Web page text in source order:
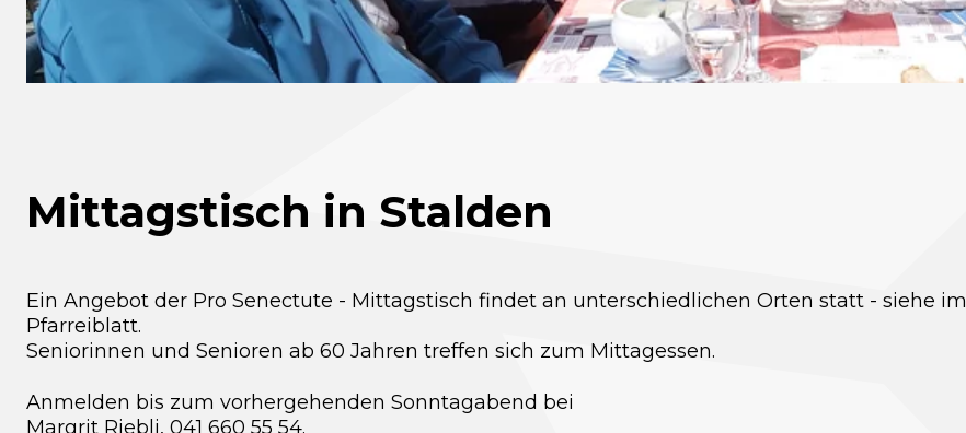
Mittagstisch in Stalden
Ein Angebot der Pro Senectute - Mittagstisch findet an unterschiedlichen Orten statt - siehe im
Pfarreiblatt.
Seniorinnen und Senioren ab 60 Jahren treffen sich zum Mittagessen.
Anmelden bis zum vorhergehenden Sonntagabend bei
Margrit Riebli, 041 660 55 54.